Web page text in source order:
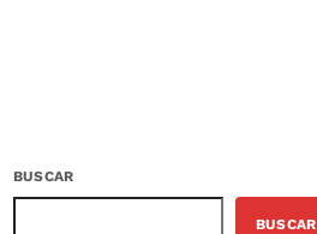
BUSCAR
BUSCAR